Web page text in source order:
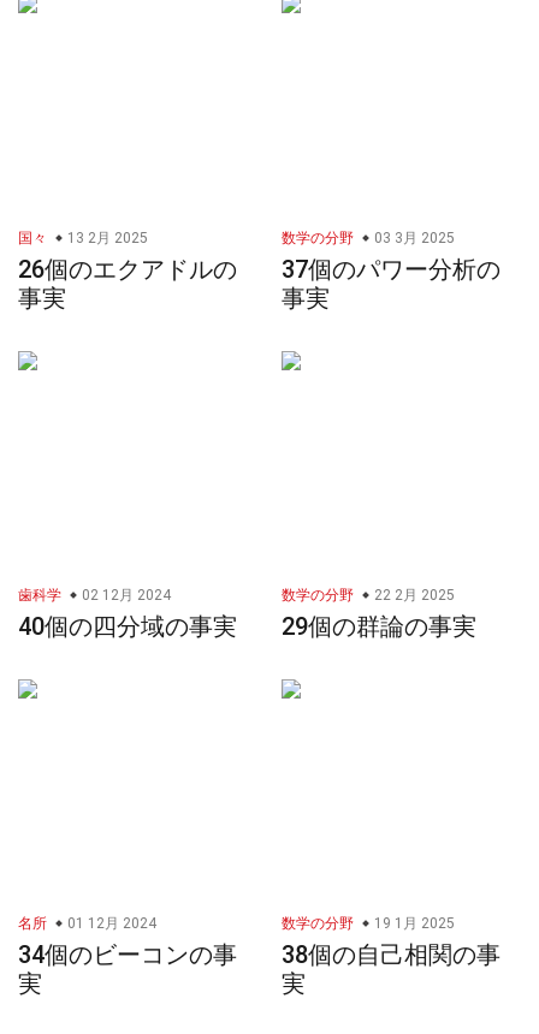
国々 13 2月 2025
26個のエクアドルの
事実
数学の分野 03 3月 2025
37個のパワー分析の
事実
歯科学 02 12月 2024
40個の四分域の事実
数学の分野 22 2月 2025
29個の群論の事実
名所 01 12月 2024
34個のビーコンの事
実
数学の分野 19 1月 2025
38個の自己相関の事
実